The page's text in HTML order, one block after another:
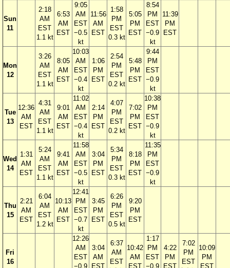
Sun
11
2:18
AM
EST
1.1 kt
6:53
AM
EST
9:05
AM
EST
−0.5
kt
11:56
AM
EST
1:58
PM
EST
0.3 kt
5:05
PM
EST
8:54
PM
EST
−0.9
kt
11:39
PM
EST
Mon
12
3:26
AM
EST
1.1 kt
8:05
AM
EST
10:03
AM
EST
−0.4
kt
1:06
PM
EST
2:54
PM
EST
0.2 kt
5:48
PM
EST
9:44
PM
EST
−0.9
kt
Tue
13
12:36
AM
EST
4:31
AM
EST
1.1 kt
9:01
AM
EST
11:02
AM
EST
−0.4
kt
2:14
PM
EST
4:07
PM
EST
0.2 kt
7:02
PM
EST
10:38
PM
EST
−0.9
kt
Wed
14
1:31
AM
EST
5:24
AM
EST
1.1 kt
9:41
AM
EST
11:58
AM
EST
−0.5
kt
3:04
PM
EST
5:34
PM
EST
0.3 kt
8:18
PM
EST
11:35
PM
EST
−0.9
kt
Thu
15
2:21
AM
EST
6:04
AM
EST
1.2 kt
10:13
AM
EST
12:41
PM
EST
−0.7
kt
3:45
PM
EST
6:26
PM
EST
0.5 kt
9:20
PM
EST
Fri
16
12:26
AM
EST
−0.9
3:04
AM
EST
6:37
AM
EST
10:42
AM
EST
1:17
PM
EST
−0.9
4:22
PM
EST
7:02
PM
EST
10:09
PM
EST